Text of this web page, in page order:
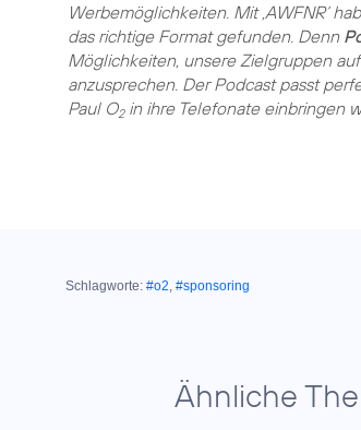
Werbemöglichkeiten. Mit ‚AWFNR‘
das richtige Format gefunden. Denn
Möglichkeiten, unsere Zielgruppen
anzusprechen. Der Podcast passt
Paul O2in ihre Telefonate einbringen
Schlagworte: #o2, #sponsoring
Ähnliche